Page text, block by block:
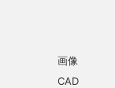
画像
CAD